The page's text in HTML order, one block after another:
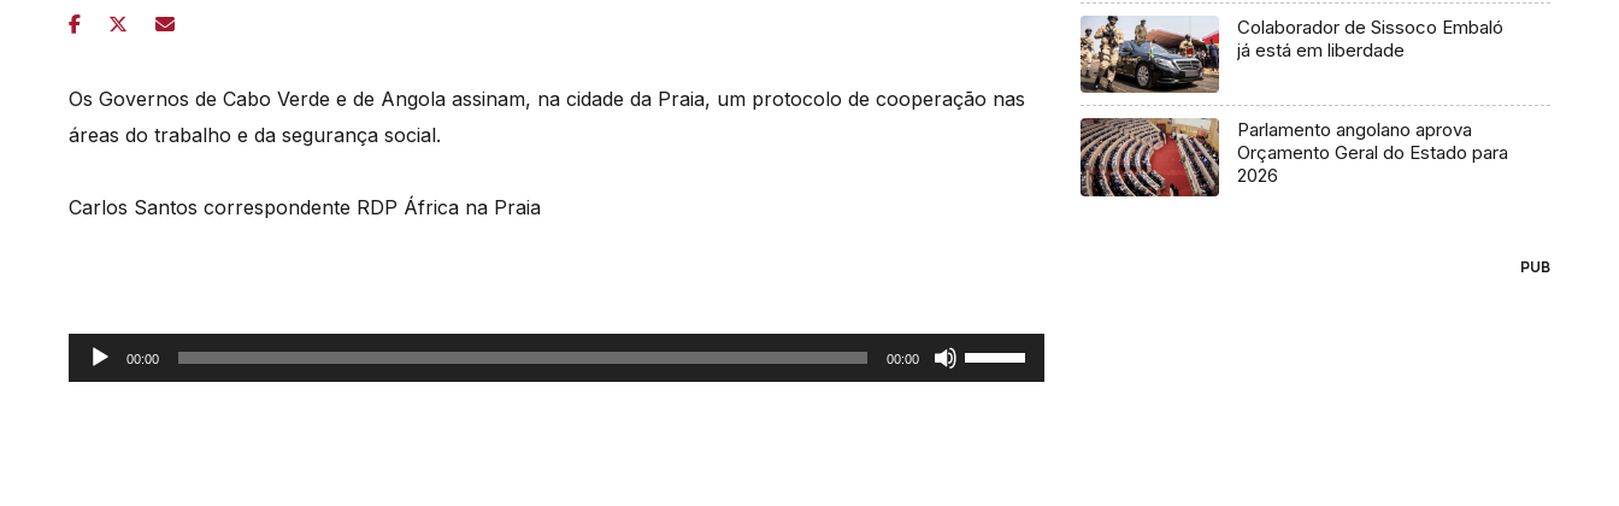
Os Governos de Cabo Verde e de Angola assinam, na cidade da Praia, um protocolo de cooperação nas
áreas do trabalho e da segurança social.
Carlos Santos correspondente RDP África na Praia
Reprodutor
de
00:00 00:00
Use
as
Colaborador de Sissoco Embaló
já está em liberdade
Parlamento angolano aprova
Orçamento Geral do Estado para
2026
PUB